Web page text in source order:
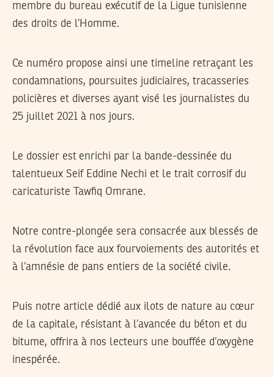
membre du bureau exécutif de la Ligue tunisienne
des droits de l’Homme.
Ce numéro propose ainsi une timeline retraçant les
condamnations, poursuites judiciaires, tracasseries
policières et diverses ayant visé les journalistes du
25 juillet 2021 à nos jours.
Le dossier est enrichi par la bande-dessinée du
talentueux Seif Eddine Nechi et le trait corrosif du
caricaturiste Tawfiq Omrane.
Notre contre-plongée sera consacrée aux blessés de
la révolution face aux fourvoiements des autorités et
à l’amnésie de pans entiers de la société civile.
Puis notre article dédié aux ilots de nature au cœur
de la capitale, résistant à l’avancée du béton et du
bitume, offrira à nos lecteurs une bouffée d’oxygène
inespérée.